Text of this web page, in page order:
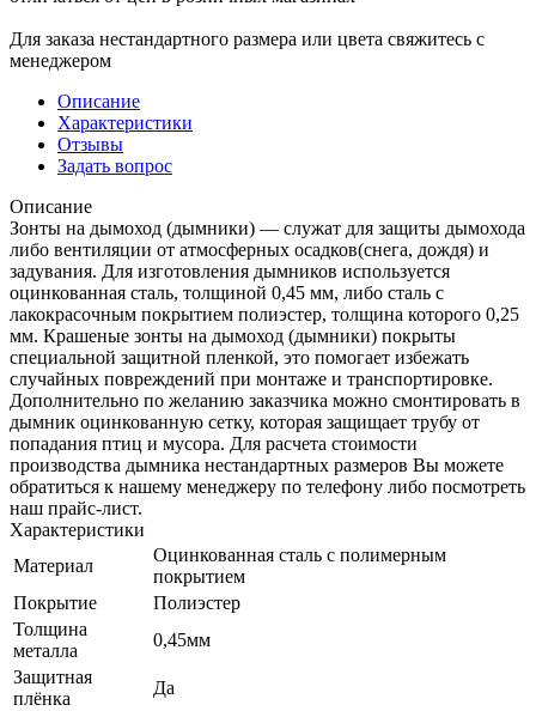
Для заказа нестандартного размера или цвета свяжитесь с
менеджером
Описание
Характеристики
Отзывы
Задать вопрос
Описание
Зонты на дымоход (дымники) — служат для защиты дымохода
либо вентиляции от атмосферных осадков(снега, дождя) и
задувания. Для изготовления дымников используется
оцинкованная сталь, толщиной 0,45 мм, либо сталь с
лакокрасочным покрытием полиэстер, толщина которого 0,25
мм. Крашеные зонты на дымоход (дымники) покрыты
специальной защитной пленкой, это помогает избежать
случайных повреждений при монтаже и транспортировке.
Дополнительно по желанию заказчика можно смонтировать в
дымник оцинкованную сетку, которая защищает трубу от
попадания птиц и мусора. Для расчета стоимости
производства дымника нестандартных размеров Вы можете
обратиться к нашему менеджеру по телефону либо посмотреть
наш прайс-лист.
Характеристики
Материал
Оцинкованная сталь с полимерным
покрытием
Покрытие
Полиэстер
Толщина
металла
0,45мм
Защитная
плёнка
Да